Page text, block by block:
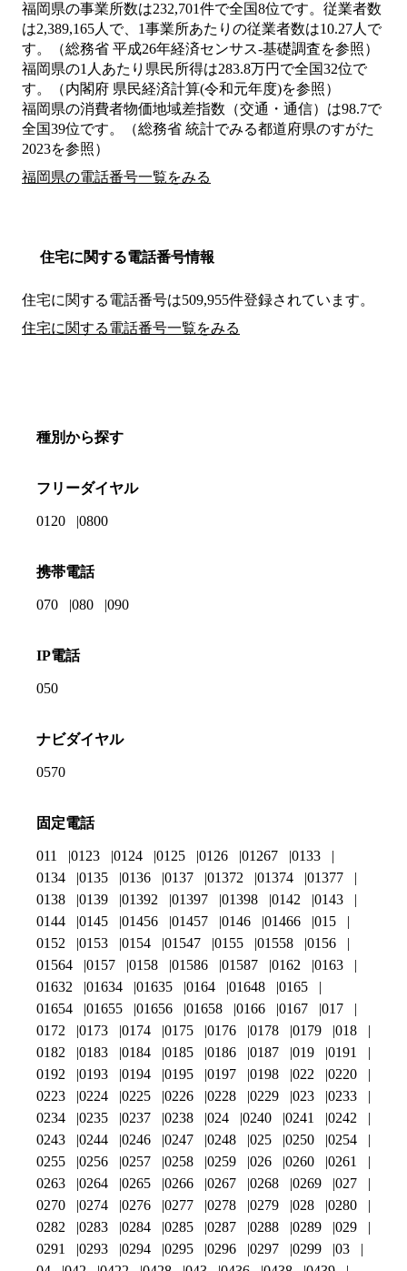
福岡県の事業所数は232,701件で全国8位です。従業者数
は2,389,165人で、1事業所あたりの従業者数は10.27人で
す。（総務省 平成26年経済センサス‐基礎調査を参照）
福岡県の1人あたり県民所得は283.8万円で全国32位で
す。（内閣府 県民経済計算(令和元年度)を参照）
福岡県の消費者物価地域差指数（交通・通信）は98.7で
全国39位です。（総務省 統計でみる都道府県のすがた
2023を参照）
福岡県の電話番号一覧をみる
住宅に関する電話番号情報
住宅に関する電話番号は509,955件登録されています。
住宅に関する電話番号一覧をみる
種別から探す
フリーダイヤル
0120 0800
携帯電話
070 080 090
IP電話
050
ナビダイヤル
0570
固定電話
011 0123 0124 0125 0126 01267
0133
0134
0135 0136 0137 01372 01374
01377
0138
0139 01392 01397 01398 0142
0143
0144
0145 01456 01457 0146 01466
015
0152
0153 0154 01547 0155 01558
0156
01564
0157 0158 01586 01587 0162
0163
01632
01634 01635 0164 01648
0165
01654
01655 01656 01658 0166 0167
017
0172
0173 0174 0175 0176 0178 0179
018
0182
0183 0184 0185 0186 0187 019
0191
0192
0193 0194 0195 0197 0198 022
0220
0223
0224 0225 0226 0228 0229 023
0233
0234
0235 0237 0238 024 0240 0241
0242
0243
0244 0246 0247 0248 025 0250
0254
0255
0256 0257 0258 0259 026 0260
0261
0263
0264 0265 0266 0267 0268 0269
027
0270
0274 0276 0277 0278 0279 028
0280
0282
0283 0284 0285 0287 0288 0289
029
0291
0293 0294 0295 0296 0297 0299
03